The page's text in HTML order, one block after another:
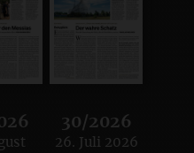
30/2026
:
26. Juli 2026